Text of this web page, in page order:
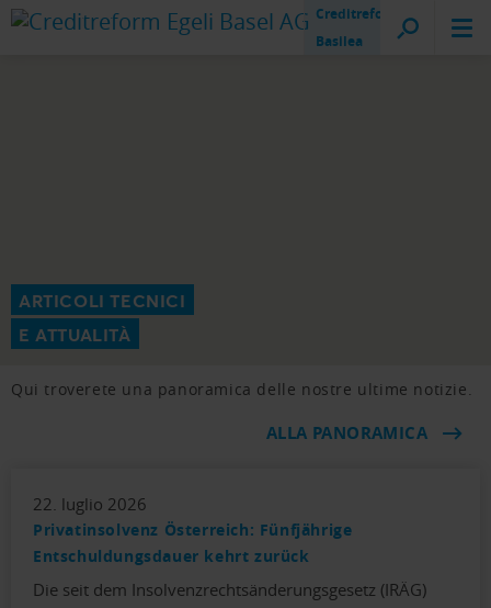
Creditreform
Basilea
ARTICOLI TECNICI
E ATTUALITÀ
Qui troverete una panoramica delle nostre ultime notizie.
ALLA PANORAMICA
22. luglio 2026
Privatinsolvenz Österreich: Fünfjährige
Entschuldungsdauer kehrt zurück
Die seit dem Insolvenzrechtsänderungsgesetz (IRÄG)